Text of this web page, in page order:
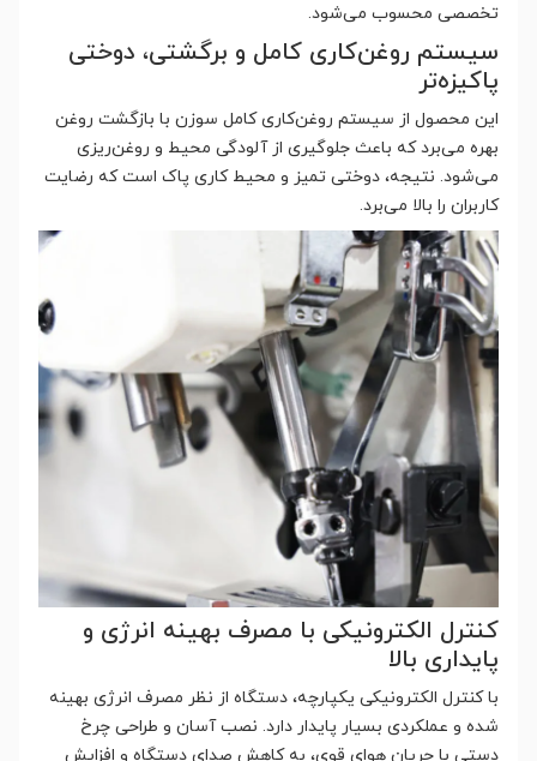
تخصصی محسوب می‌شود.
سیستم روغن‌کاری کامل و برگشتی، دوختی
پاکیزه‌تر
این محصول از سیستم روغن‌کاری کامل سوزن با بازگشت روغن
بهره می‌برد که باعث جلوگیری از آلودگی محیط و روغن‌ریزی
می‌شود. نتیجه، دوختی تمیز و محیط کاری پاک است که رضایت
کاربران را بالا می‌برد.
کنترل الکترونیکی با مصرف بهینه انرژی و
پایداری بالا
با کنترل الکترونیکی یکپارچه، دستگاه از نظر مصرف انرژی بهینه
شده و عملکردی بسیار پایدار دارد. نصب آسان و طراحی چرخ
دستی با جریان هوای قوی، به کاهش صدای دستگاه و افزایش